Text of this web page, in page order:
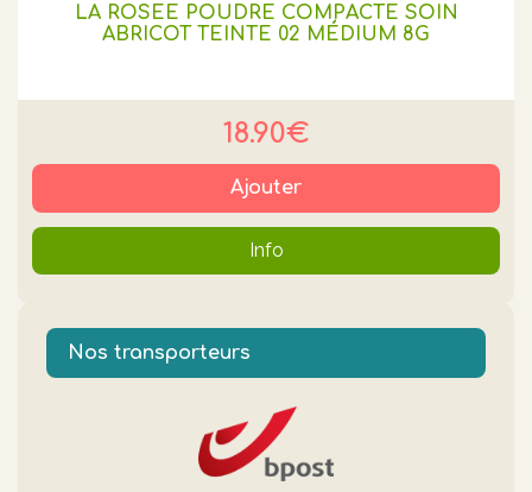
LA ROSEE POUDRE COMPACTE SOIN
ABRICOT TEINTE 02 MÉDIUM 8G
18.90€
Ajouter
Info
Nos transporteurs